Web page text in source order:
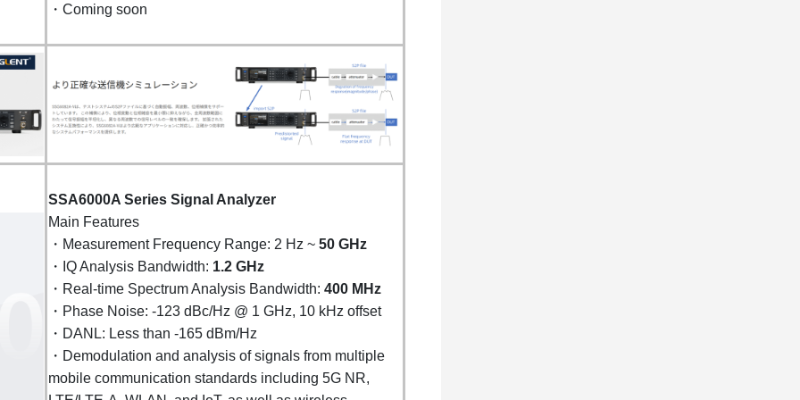
・Coming soon
SSA6000A Series Signal Analyzer
Main Features
・Measurement Frequency Range: 2 Hz ~ 50 GHz
・IQ Analysis Bandwidth: 1.2 GHz
・Real-time Spectrum Analysis Bandwidth: 400 MHz
・Phase Noise: -123 dBc/Hz @ 1 GHz, 10 kHz offset
・DANL: Less than -165 dBm/Hz
・Demodulation and analysis of signals from multiple
mobile communication standards including 5G NR,